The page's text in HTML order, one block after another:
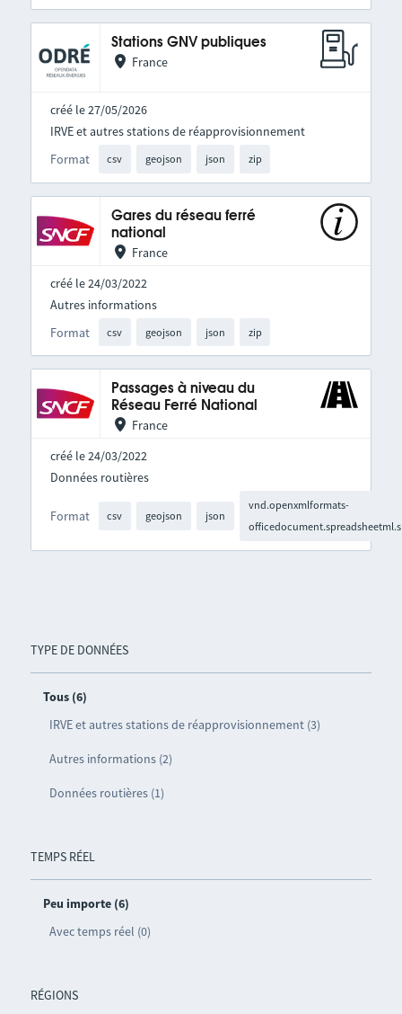
TYPE DE DONNÉES
Tous (6)
IRVE et autres stations de réapprovisionnement (3)
Autres informations (2)
Données routières (1)
TEMPS RÉEL
Peu importe (6)
Avec temps réel (0)
RÉGIONS
Stations GNV publiques
France
créé le 27/05/2026
Format csv geojson json zip
IRVE et autres stations de réapprovisionnement
Gares du réseau ferré
national
France
créé le 24/03/2022
Format csv geojson json zip
Autres informations
Passages à niveau du
Réseau Ferré National
France
créé le 24/03/2022
Format csv geojson json
vnd.openxmlformats-
Données routières